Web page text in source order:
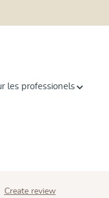
les professionels
Create review